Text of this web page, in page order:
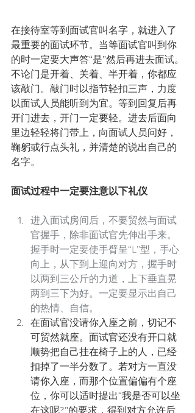
在接待室等到面试官叫名字，就进入了
最重要的面试环节。当等面试官叫到你
的时一定要大声答“是”然后再进去面试。
不论门是开着、关着、半开着，你都应
该敲门。敲门时以指节轻扣三声，力度
以面试人员能听到为宜。等到回复后再
开门进去，开门一定要轻。进去后面向
里边轻轻将门带上，向面试人员问好，
鞠躬或行点头礼，并清楚的说出自己的
名字。
面试过程中一定要注意以下礼仪
进入面试房间后，不要贸然与面试
官握手，除非面试官先伸出手来。
握手时一定要使手臂呈“L”型，手心
向上，从下到上迎向对方，握手时
以两到三公斤的力道，上下垂直晃
两到三下为好。一定要显示出自己
的热情、自信。
在面试官没请你入座之前，切记不
可贸然就座。面试官还没有开口就
顺势把自己挂在椅子上的人，已经
扣掉了一半分数了。若对方一直没
请你入座，而那个位置偏偏有个座
位，你可以适时提出“我是否可以坐